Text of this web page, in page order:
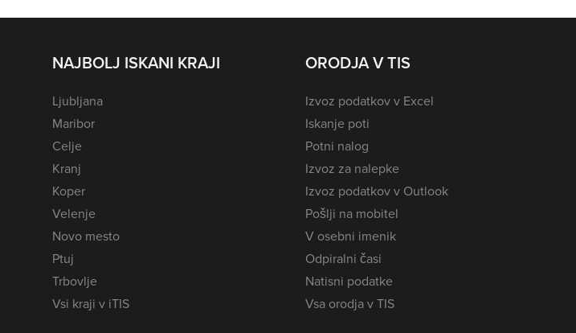
NAJBOLJ ISKANI KRAJI
Ljubljana
Maribor
Celje
Kranj
Koper
Velenje
Novo mesto
Ptuj
Trbovlje
Vsi kraji v iTIS
ORODJA V TIS
Izvoz podatkov v Excel
Iskanje poti
Potni nalog
Izvoz za nalepke
Izvoz podatkov v Outlook
Pošlji na mobitel
V osebni imenik
Odpiralni časi
Natisni podatke
Vsa orodja v TIS